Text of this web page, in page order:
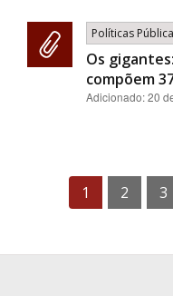
Políticas
Os
compõem
Adicionado:20
1 2 3